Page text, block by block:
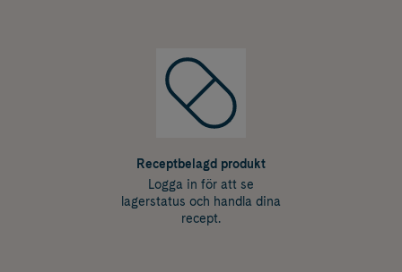
Receptbelagd produkt
Logga in för att se
lagerstatus och handla dina
recept.